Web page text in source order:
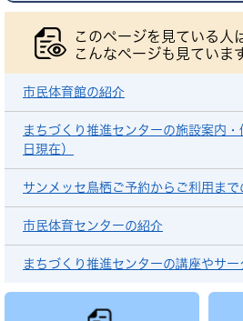
このページを見ている人
こんなページも見ていま
市民体育館の紹介
まちづくり推進センターの施設案内・
日現在）
サンメッセ鳥栖ご予約からご利用まで
市民体育センターの紹介
まちづくり推進センターの講座やサー